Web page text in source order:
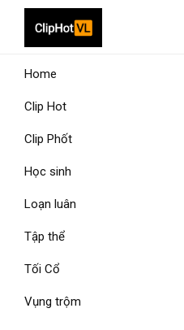
Home
Clip Hot
Clip Phốt
Học sinh
Loạn luân
Tập thể
Tối Cổ
Vụng trộm